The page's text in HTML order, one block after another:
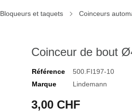
Bloqueurs et taquets Coinceurs
Coinceur de bout
Référence
500.FI197-10
Marque
Lindemann
3,00 CHF